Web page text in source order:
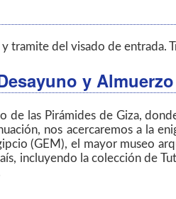
tramite del visado de entrada.
y
las Pirámides de Giza,
nos acercaremos a la
(GEM), el mayor museo
incluyendo la colección de